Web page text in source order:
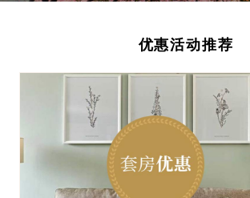
优惠活动推荐